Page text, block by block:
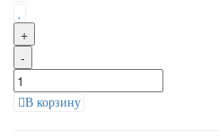
+
-
В корзину